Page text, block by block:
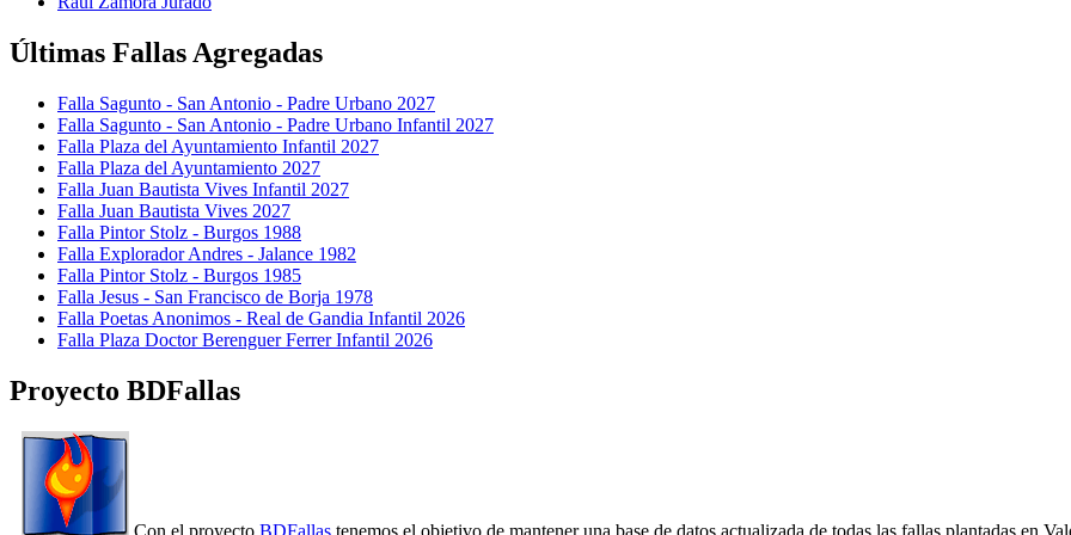
Últimas Fallas Agregadas
Falla Sagunto - San Antonio - Padre Urbano 2027
Falla Sagunto - San Antonio - Padre Urbano Infantil 2027
Falla Plaza del Ayuntamiento Infantil 2027
Falla Plaza del Ayuntamiento 2027
Falla Juan Bautista Vives Infantil 2027
Falla Juan Bautista Vives 2027
Falla Pintor Stolz - Burgos 1988
Falla Explorador Andres - Jalance 1982
Falla Pintor Stolz - Burgos 1985
Falla Jesus - San Francisco de Borja 1978
Falla Poetas Anonimos - Real de Gandia Infantil 2026
Falla Plaza Doctor Berenguer Ferrer Infantil 2026
Proyecto BDFallas
Con el proyecto BDFallas tenemos el objetivo de mantener una base de datos actualizada de todas las fallas plantadas en